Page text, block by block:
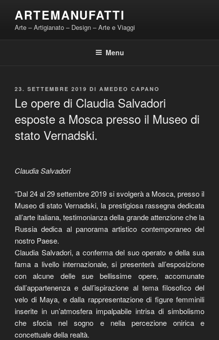
contenuto
ARTEMANUFATTI
Arte – Artigianato – Design – Arte e Viaggi
Menu
PUBBLICATO
23. SETTEMBRE 2019 DI AMEDEO CAPANO
Le opere di Claudia Salvadori
esposte a Mosca presso il Museo di
stato Vernadski.
Claudia Salvadori
“Dal 24 al 29 settembre 2019 si svolgerà a Mosca, presso il
Museo di stato Vernadski, la prestigiosa rassegna dedicata
all’arte italiana, testimonianza della grande attenzione che la
Russia dedica al panorama artistico contemporaneo del
nostro Paese.
Claudia Salvadori, a conferma del suo operato e della sua
fama a livello internazionale, si presenterà all’esposizione
con alcune delle sue bellissime opere, accomunate
dall’appartenenza e dall’ispirazione al tema filosofico del
velo di Maya, e dalla rappresentazione di figure femminili
inserite in un’atmosfera impalpabile intrisa di simbolismo
che sfocia nel sogno e nella percezione onirica e
concettuale della realtà.